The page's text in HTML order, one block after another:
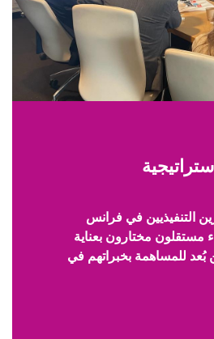
التنفيذيين في فرانس
مستقلون مختارون بعناية
للمساهمة بخبراتهم في